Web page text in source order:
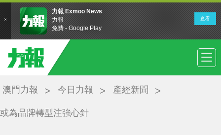
澳門力報 今日力報 產經新聞
或為品牌轉型注強心針